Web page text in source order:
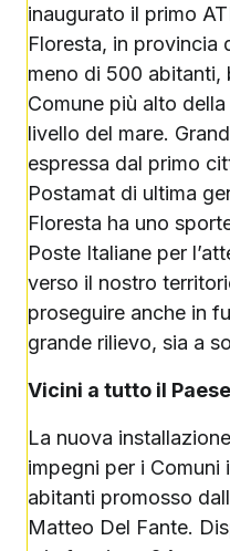
inaugurato il primo
Floresta, in provincia
meno di 500 abitanti,
Comune più alto
livello del mare.
espressa dal primo
Postamat di ultima
Floresta ha uno
Poste Italiane per
verso il nostro
proseguire anche in
grande rilievo, sia a
Vicini a tutto il Paese
La nuova
impegni per i Comuni
abitanti promosso
Matteo Del Fante.